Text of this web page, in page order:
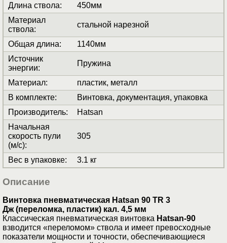
Длина ствола:
450мм
Материал
ствола:
стальной нарезной
Общая длина:
1140мм
Источник
энергии:
Пружина
Материал:
пластик, металл
В комплекте:
Винтовка, документация, упаковка
Производитель:
Hatsan
Начальная
скорость пули
(м/с):
305
Вес в упаковке: 3.1 кг
Описание
Винтовка пневматическая Hatsan 90 TR 3
Дж(переломка, пластик) кал. 4,5 мм
Классическая пневматическая винтовка Hatsan-90
взводится «переломом» ствола и имеет превосходные
показатели мощности и точности, обеспечивающиеся